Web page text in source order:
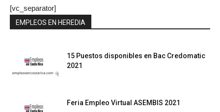
[vc_separator]
EMPLEOS EN HEREDIA
15 Puestos disponibles en Bac Credomatic
2021
Feria Empleo Virtual ASEMBIS 2021